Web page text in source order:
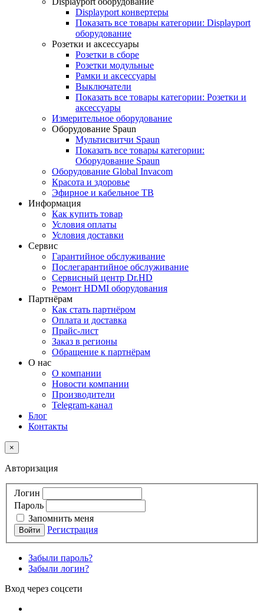
Displayport конвертеры
Показать все товары категории: Displayport
оборудование
Розетки и аксессуары
Розетки в сборе
Розетки модульные
Рамки и аксессуары
Выключатели
Показать все товары категории: Розетки и
аксессуары
Измерительное оборудование
Оборудование Spaun
Мультисвитчи Spaun
Показать все товары категории:
Оборудование Spaun
Оборудование Global Invacom
Красота и здоровье
Эфирное и кабельное ТВ
Информация
Как купить товар
Условия оплаты
Условия доставки
Сервис
Гарантийное обслуживание
Послегарантийное обслуживание
Сервисный центр Dr.HD
Ремонт HDMI оборудования
Партнёрам
Как стать партнёром
Оплата и доставка
Прайс-лист
Заказ в регионы
Обращение к партнёрам
О нас
О компании
Новости компании
Производители
Telegram-канал
Блог
Контакты
×
Авторизация
Логин
Пароль
Запомнить меня
Регистрация
Забыли пароль?
Забыли логин?
Вход через соцсети